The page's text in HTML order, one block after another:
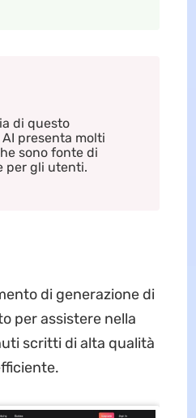
di questo
presenta molti
sono fonte di
per gli utenti.
di generazione di
per assistere nella
scritti di alta qualità